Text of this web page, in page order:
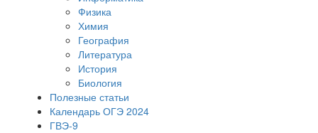
Физика
Химия
География
Литература
История
Биология
Полезные статьи
Календарь ОГЭ 2024
ГВЭ-9